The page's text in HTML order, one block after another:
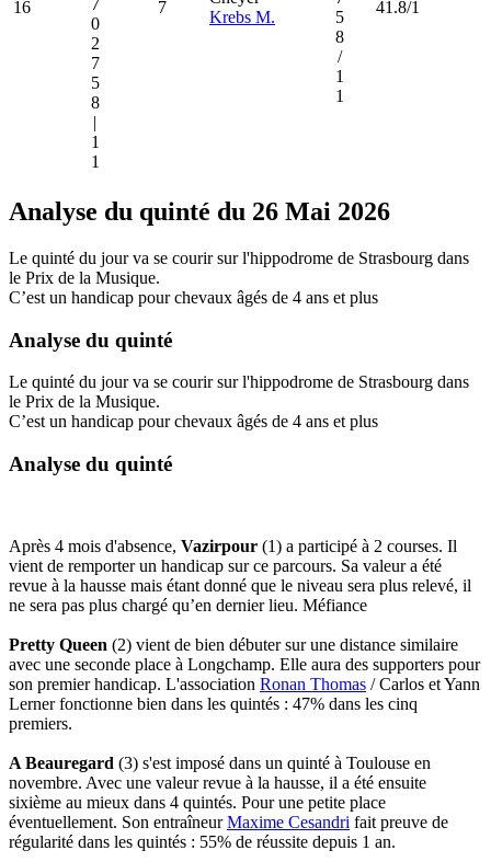
16
7
0
2
7
5
8
|
1
1
7
Krebs M.
5
8
/
1
1
41.8/1
Analyse du quinté du 26 Mai 2026
Le quinté du jour va se courir sur l'hippodrome de Strasbourg dans
le Prix de la Musique.
C’est un handicap pour chevaux âgés de 4 ans et plus
Analyse du quinté
Le quinté du jour va se courir sur l'hippodrome de Strasbourg dans
le Prix de la Musique.
C’est un handicap pour chevaux âgés de 4 ans et plus
Analyse du quinté
Après 4 mois d'absence, Vazirpour (1) a participé à 2 courses. Il
vient de remporter un handicap sur ce parcours. Sa valeur a été
revue à la hausse mais étant donné que le niveau sera plus relevé, il
ne sera pas plus chargé qu’en dernier lieu. Méfiance
Pretty Queen (2) vient de bien débuter sur une distance similaire
avec une seconde place à Longchamp. Elle aura des supporters pour
son premier handicap. L'association Ronan Thomas / Carlos et Yann
Lerner fonctionne bien dans les quintés : 47% dans les cinq
premiers.
A Beauregard (3) s'est imposé dans un quinté à Toulouse en
novembre. Avec une valeur revue à la hausse, il a été ensuite
sixième au mieux dans 4 quintés. Pour une petite place
éventuellement. Son entraîneurMaxime Cesandri fait preuve de
régularité dans les quintés : 55% de réussite depuis 1 an.